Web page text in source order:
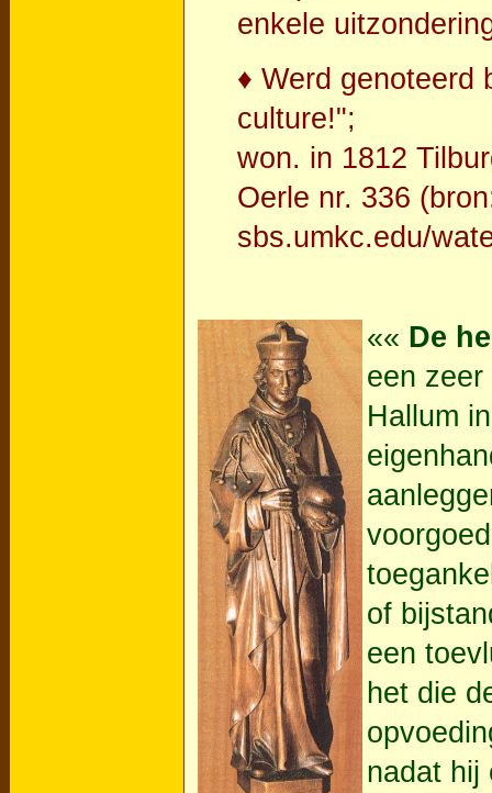
enkele
♦ Werd genoteerd
culture!";
won. in 1812
Oerle nr. 336
sbs.umkc.edu/
«« De
een
Hallum
of
een
het die
nadat hij